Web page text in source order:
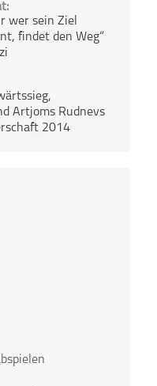
wer sein Ziel
findet den Weg“
Artjoms Rudnevs
2014